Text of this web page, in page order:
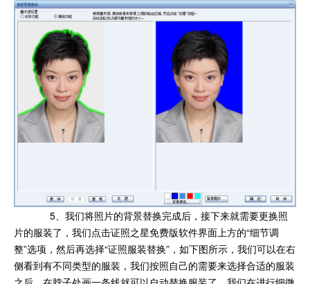
5、我们将照片的背景替换完成后，接下来就需要更换照
片的服装了，我们点击证照之星免费版软件界面上方的“细节调
整”选项，然后再选择“证照服装替换”，如下图所示，我们可以在右
侧看到有不同类型的服装，我们按照自己的需要来选择合适的服装